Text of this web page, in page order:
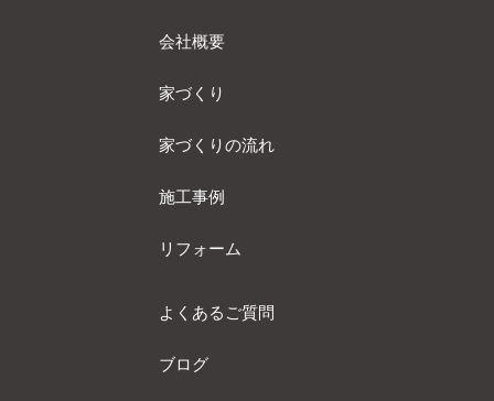
会社概要
家づくり
家づくりの流れ
施工事例
リフォーム
よくあるご質問
ブログ